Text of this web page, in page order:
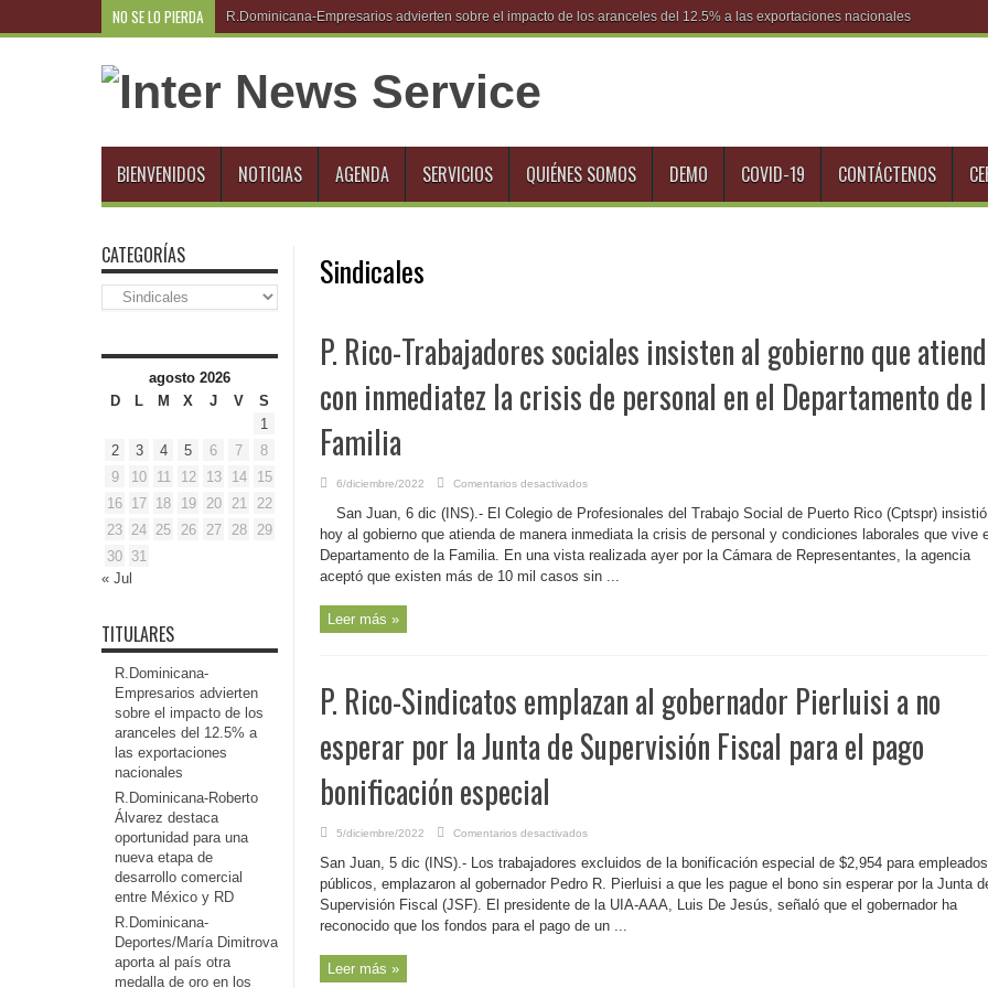
NO SE LO PIERDA R.Dominicana-Empresarios advierten sobre el impacto de los aranceles del 12.5% a las exportaciones nacionales
BIENVENIDOS NOTICIAS AGENDA SERVICIOS QUIÉNES SOMOS DEMO COVID-19 CONTÁCTENOS
Sindicales
P. Rico-Trabajadores sociales insisten al gobierno que
con inmediatez la crisis de personal en el Departamento de
Familia
6/diciembre/2022 Comentarios desactivados
Rico-
Trabajadores
sociales
insisten
al
que
Departamento
de
Familia
San Juan, 6 dic (INS).- El Colegio de Profesionales del Trabajo Social de Puerto Rico (Cptspr) insistió
hoy al gobierno que atienda de manera inmediata la crisis de personal y condiciones laborales que vive
Departamento de la Familia. En una vista realizada ayer por la Cámara de Representantes, la agencia
aceptó que existen más de 10 mil casos sin ...
Leer más »
P. Rico-Sindicatos emplazan al gobernador Pierluisi a no
esperar por la Junta de Supervisión Fiscal para el pago
bonificación especial
5/diciembre/2022 Comentarios desactivados
Rico-
Sindicatos
emplazan
al
gobernador
a
San Juan, 5 dic (INS).- Los trabajadores excluidos de la bonificación especial de $2,954 para empleados
públicos, emplazaron al gobernador Pedro R. Pierluisi a que les pague el bono sin esperar por la Junta
Supervisión Fiscal (JSF). El presidente de la UIA-AAA, Luis De Jesús, señaló que el gobernador ha
reconocido que los fondos para el pago de un ...
Leer más »
CATEGORÍAS
Categorías
agosto 2026
D
L M X J V
S
1
2
3 4 5 6 7
8
9
10 11 12 13 14
15
16 17 18 19 20 21
22
23 24 25 26 27 28
29
30 31
« Jul
TITULARES
R.Dominicana-
Empresarios advierten
sobre el impacto de los
aranceles del 12.5% a
las exportaciones
nacionales
R.Dominicana-Roberto
Álvarez destaca
oportunidad para una
nueva etapa de
desarrollo comercial
entre México y RD
R.Dominicana-
Deportes/María Dimitrova
aporta al país otra
medalla de oro en los